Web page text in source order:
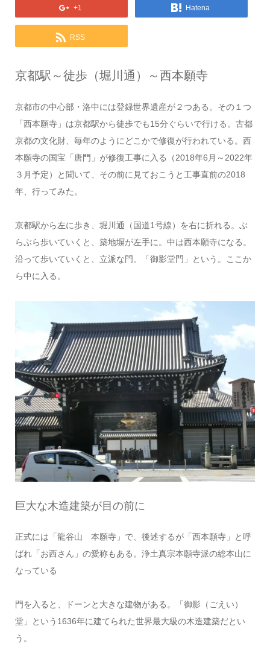
+1 Hatena
RSS
京都駅～徒歩（堀川通）～西本願寺
京都市の中心部・洛中には登録世界遺産が２つある。その１つ
「西本願寺」は京都駅から徒歩でも15分ぐらいで行ける。古都
京都の文化財、毎年のようにどこかで修復が行われている。西
本願寺の国宝「唐門」が修復工事に入る（2018年6月～2022年
３月予定）と聞いて、その前に見ておこうと工事直前の2018
年、行ってみた。
京都駅から左に歩き、堀川通（国道1号線）を右に折れる。ぶ
らぶら歩いていくと、築地塀が左手に。中は西本願寺になる。
沿って歩いていくと、立派な門。「御影堂門」という。ここか
ら中に入る。
巨大な木造建築が目の前に
正式には「龍谷山 本願寺」で、後述するが「西本願寺」と呼
ばれ「お西さん」の愛称もある。浄土真宗本願寺派の総本山に
なっている
門を入ると、ドーンと大きな建物がある。「御影（ごえい）
堂」という1636年に建てられた世界最大級の木造建築だとい
う。